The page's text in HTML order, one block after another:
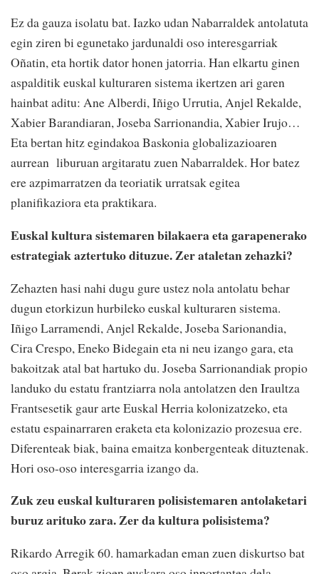
Ez da gauza isolatu bat. Iazko udan Nabarraldek antolatuta
egin ziren bi egunetako jardunaldi oso interesgarriak
Oñatin, eta hortik dator honen jatorria. Han elkartu ginen
aspalditik euskal kulturaren sistema ikertzen ari garen
hainbat aditu: Ane Alberdi, Iñigo Urrutia, Anjel Rekalde,
Xabier Barandiaran, Joseba Sarrionandia, Xabier Irujo…
Eta bertan hitz egindakoa Baskonia globalizazioaren
aurrean liburuan argitaratu zuen Nabarraldek. Hor batez
ere azpimarratzen da teoriatik urratsak egitea
planifikaziora eta praktikara.
Euskal kultura sistemaren bilakaera eta garapenerako
estrategiak aztertuko dituzue. Zer ataletan zehazki?
Zehazten hasi nahi dugu gure ustez nola antolatu behar
dugun etorkizun hurbileko euskal kulturaren sistema.
Iñigo Larramendi, Anjel Rekalde, Joseba Sarionandia,
Cira Crespo, Eneko Bidegain eta ni neu izango gara, eta
bakoitzak atal bat hartuko du. Joseba Sarrionandiak propio
landuko du estatu frantziarra nola antolatzen den Iraultza
Frantsesetik gaur arte Euskal Herria kolonizatzeko, eta
estatu espainarraren eraketa eta kolonizazio prozesua ere.
Diferenteak biak, baina emaitza konbergenteak dituztenak.
Hori oso-oso interesgarria izango da.
Zuk zeu euskal kulturaren polisistemaren antolaketari
buruz arituko zara. Zer da kultura polisistema?
Rikardo Arregik 60. hamarkadan eman zuen diskurtso bat